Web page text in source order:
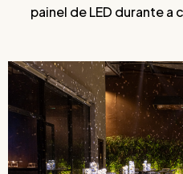
painel de LED durante a